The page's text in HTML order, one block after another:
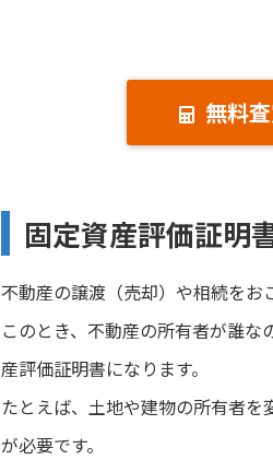
無料
固定資産評価証明
不動産の譲渡（売却）や相続をお
このとき、不動産の所有者が誰
産評価証明書になります。
たとえば、土地や建物の所有者
が必要です。